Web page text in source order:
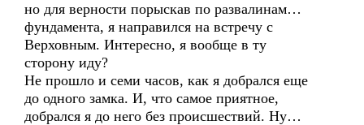
но для верности порыскав по развалинам…
фундамента, я направился на встречу с
Верховным. Интересно, я вообще в ту
сторону иду?
Не прошло и семи часов, как я добрался еще
до одного замка. И, что самое приятное,
добрался я до него без происшествий. Ну…